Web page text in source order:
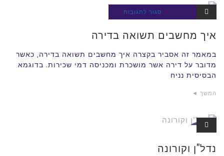
סגור לתגובות
מחשבים
תשואה
בדירה
איך מחשבים תשואה בדירה
במאמר זה אסביר בקצרה איך מחשבים תשואה בדירה, כאשר
מדובר על דירה אשר מושכרת ומכניסה דמי שכירות. בדוגמא
הבסיסית נניח
המשך ◄
נדל"ן וקורונה